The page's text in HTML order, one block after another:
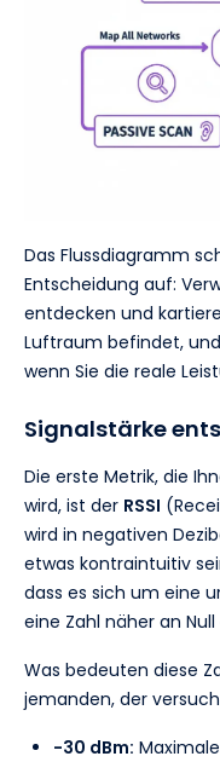
Das Flussdiagramm
Entscheidung auf:
entdecken und
Luftraum befindet,
wenn Sie die reale
Signalstärke
Die erste Metrik, die
wird, ist der RSSI
wird in negativen
etwas kontraintuitiv
dass es sich um eine
eine Zahl näher an
Was bedeuten diese
jemanden, der
-30 dBm: